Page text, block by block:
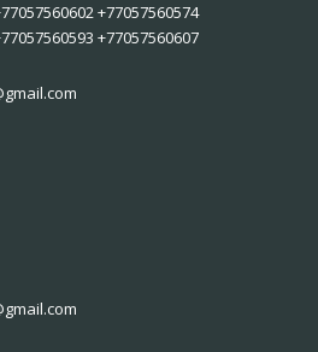
+77057560574
+77057560607